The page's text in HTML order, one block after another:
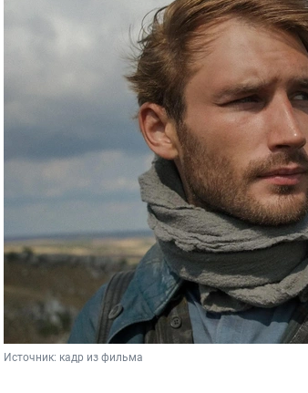
Источник: кадр из фильма